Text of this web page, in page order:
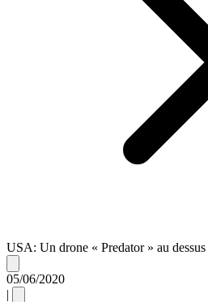
USA: Un drone « Predator » au
05/06/2020
|